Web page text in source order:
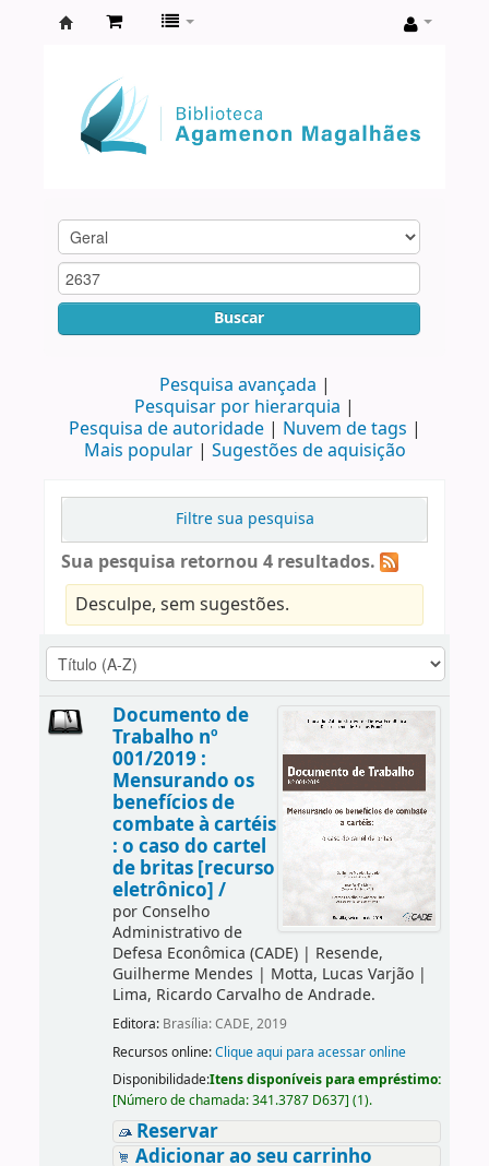
Agamenon
Magalhães
Buscar
Pesquisa avançada
Pesquisar por hierarquia
Pesquisa de autoridade
Nuvem de tags
Mais popular
Sugestões de aquisição
Filtre sua pesquisa
Sua pesquisa retornou 4 resultados.
Desculpe, sem sugestões.
Documento de
Trabalho nº
001/2019 :
Mensurando os
benefícios de
combate à cartéis
: o caso do cartel
de britas [recurso
eletrônico] /
por Conselho
Administrativo de
Defesa Econômica (CADE)| Resende,
Guilherme Mendes | Motta, Lucas Varjão|
Lima, Ricardo Carvalho de Andrade.
Editora: Brasília: CADE, 2019
Recursos online:Clique aqui para acessar online
Disponibilidade:Itens disponíveis para empréstimo:
[Número de chamada:341.3787 D637] (1).
Reservar
Adicionar ao seu carrinho